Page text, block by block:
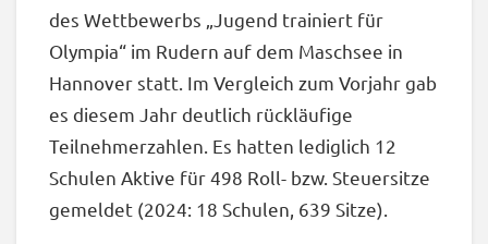
des Wettbewerbs „Jugend trainiert für
Olympia“ im Rudern auf dem Maschsee in
Hannover statt. Im Vergleich zum Vorjahr gab
es diesem Jahr deutlich rückläufige
Teilnehmerzahlen. Es hatten lediglich 12
Schulen Aktive für 498 Roll- bzw. Steuersitze
gemeldet (2024: 18 Schulen, 639 Sitze).